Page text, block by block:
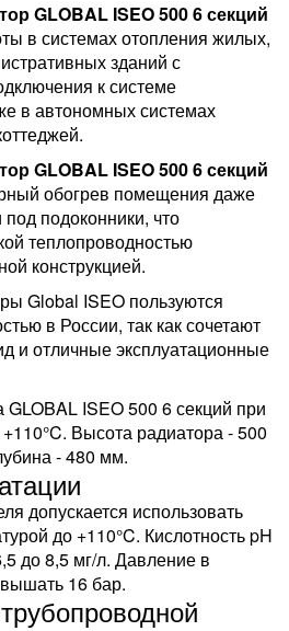
GLOBAL ISEO 500 6 секций
в системах отопления жилых,
зданий с
к системе
в автономных системах
GLOBAL ISEO 500 6 секций
обогрев помещения даже
подоконники, что
теплопроводностью
конструкцией.
Global ISEO пользуются
в России, так как сочетают
и отличные эксплуатационные
ISEO 500 6 секций при
+110°C. Высота радиатора - 500
- 480 мм.
допускается использовать
до +110°C. Кислотность pH
до 8,5 мг/л. Давление в
16 бар.